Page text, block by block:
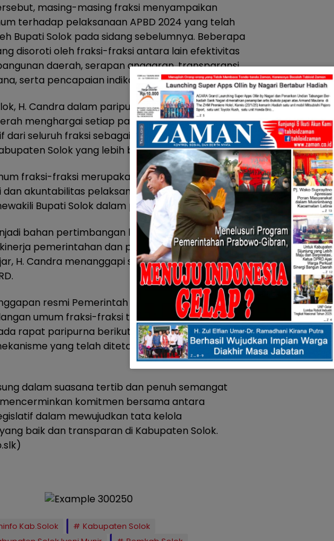
masing-masing fraksi menyampaikan
terhadap pelaksanaan APBD 2024 yang telah
Bupati Solok pada sidang sebelumnya. Beberapa
disoroti oleh fraksi-fraksi antara lain efektivitas
daerah, serapan anggaran, transparansi
serta pencapaian indikator kinerja daerah.
H. Candra dalam paripurna mengatakan, bahwa
menghargai setiap pandangan, masukan, dan
dari seluruh fraksi sebagai bentuk sinergi dalam
Solok yang lebih baik.
fraksi-fraksi merupakan bagian penting dalam
akuntabilitas pelaksanaan APBD,” ungkap, H.
Bupati Solok dalam paripurna.
bahan pertimbangan bagi kami untuk terus
pemerintahan dan pelayanan kepada
H. Candra menanggapi sorotan dari fraksi-fraksi
resmi Pemerintah Kabupaten Solok
umum fraksi-fraksi tersebut akan
rapat paripurna berikutnya sesuai dengan
yang telah ditetapkan dalam tata tertib
dalam suasana tertib dan penuh semangat
komitmen bersama antara
dalam mewujudkan tata kelola
baik dan transparan di Kabupaten Solok.
Kab.Solok
Kabupaten Solok